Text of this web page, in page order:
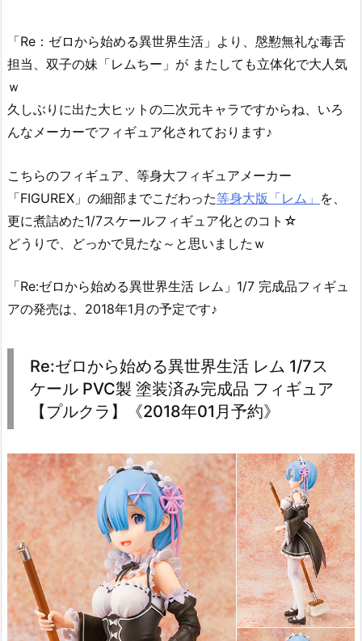
「Re：ゼロから始める異世界生活」より、慇懃無礼な毒舌
担当、双子の妹「レムちー」が またしても立体化で大人気
ｗ
久しぶりに出た大ヒットの二次元キャラですからね、いろ
んなメーカーでフィギュア化されております♪
こちらのフィギュア、等身大フィギュアメーカー
「FIGUREX」の細部までこだわった等身大版「レム」 を、
更に煮詰めた1/7スケールフィギュア化とのコト☆
どうりで、どっかで見たな～と思いましたｗ
「Re:ゼロから始める異世界生活 レム」1/7 完成品フィギュ
アの発売は、2018年1月の予定です♪
Re:ゼロから始める異世界生活 レム 1/7ス
ケール PVC製 塗装済み完成品 フィギュア
【プルクラ】《2018年01月予約》